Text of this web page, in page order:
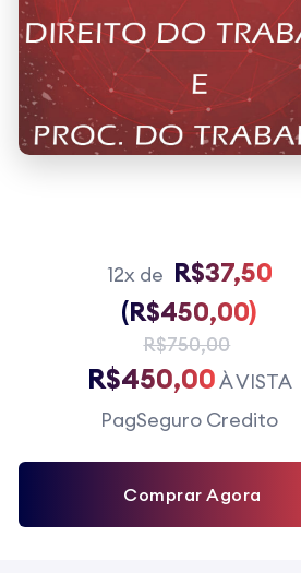
12x de R$37,50
(R$450,00)
R$750,00
R$450,00À VISTA
PagSeguro Credito
Comprar Agora